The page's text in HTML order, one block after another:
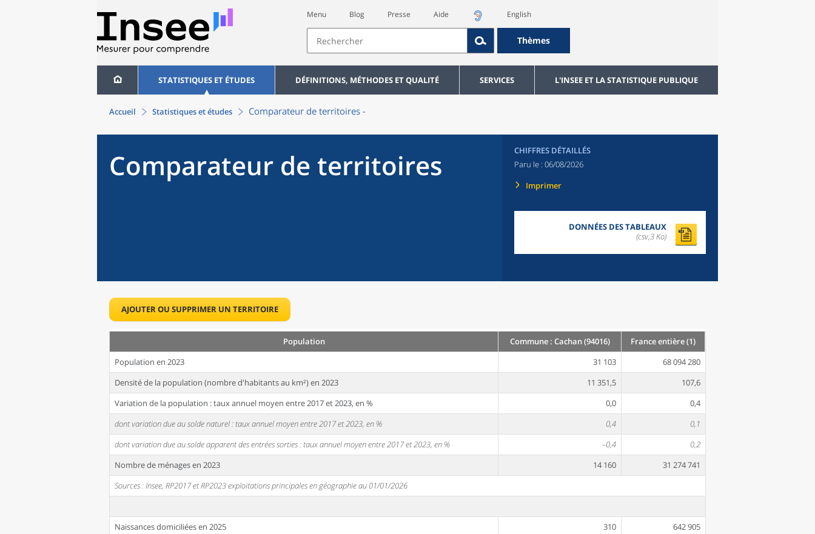
Menu Blog Presse Aide English
Thèmes
STATISTIQUES ET ÉTUDES DÉFINITIONS, MÉTHODES ET QUALITÉ SERVICES L'INSEE ET LA STATISTIQUE PUBLIQUE
Accueil Statistiques et études Comparateur de territoires -
Comparateur de territoires
CHIFFRES DÉTAILLÉS
Paru le : 06/08/2026
Imprimer
DONNÉES DES TABLEAUX
(csv,3 Ko)
AJOUTER OU SUPPRIMER UN TERRITOIRE
Population Commune : Cachan (94016)
France entière (1)
Population en 2023
31 103
68 094 280
Densité de la population (nombre d'habitants au km²) en 2023
11 351,5
107,6
Variation de la population : taux annuel moyen entre 2017 et 2023, en %
0,0
0,4
dont variation due au solde naturel : taux annuel moyen entre 2017 et 2023, en %
0,4
0,1
dont variation due au solde apparent des entrées sorties : taux annuel moyen entre 2017 et 2023, en %
–0,4
0,2
Nombre de ménages en 2023
14 160
31 274 741
Sources : Insee, RP2017 et RP2023 exploitations principales en géographie au 01/01/2026
Naissances domiciliées en 2025 310
642 905